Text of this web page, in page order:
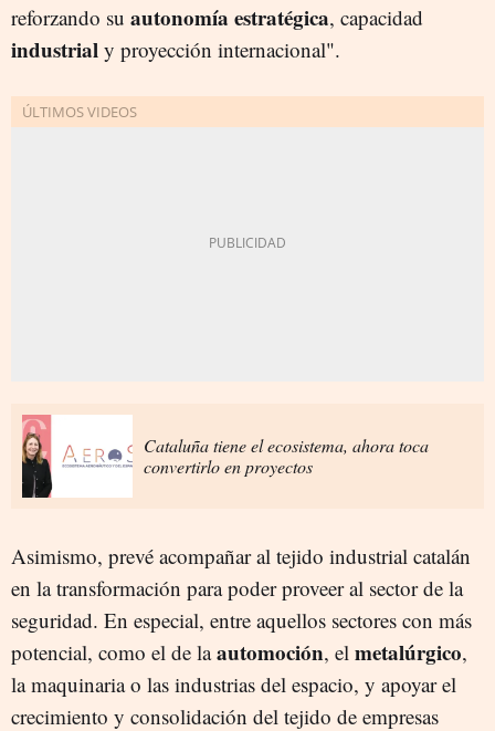
reforzando su autonomía estratégica, capacidad
industrial y proyección internacional".
Cataluña tiene el ecosistema, ahora toca
convertirlo en proyectos
Asimismo, prevé acompañar al tejido industrial catalán
en la transformación para poder proveer al sector de la
seguridad. En especial, entre aquellos sectores con más
potencial, como el de laautomoción, el metalúrgico,
la maquinaria o las industrias del espacio, y apoyar el
crecimiento y consolidación del tejido de empresas